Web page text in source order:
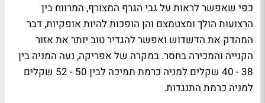
כפי שאפשר לראות על גבי הגרף המצורף, המרווח בין
הרצועות הולך ומצטמצם והן הופכות להיות אופקיות, דבר
המהדק את הדשדוש ואפשר להגדיר טוב יותר את אזור
הקנייה והמכירה בחסר. במקרה של אפריקה, נעה המניה בין
38 - 40 שקלים למניה כרמת תמיכה לבין 50 - 52 שקלים
למניה כרמת התנגדות.